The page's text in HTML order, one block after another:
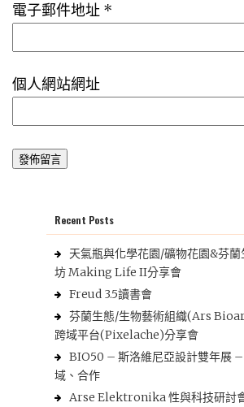
電子郵件地址 *
個人網站網址
Recent Posts
天氣瓶與化學花園/礦物花園&芬
坊 Making Life II分享會
Freud 3.5讀書會
芬蘭生態/生物藝術組織(Ars
跨域平台(Pixelache)分享會
BIO50 – 斯洛維尼亞設計雙年展
域、合作
Arse Elektronika 性與科技研討